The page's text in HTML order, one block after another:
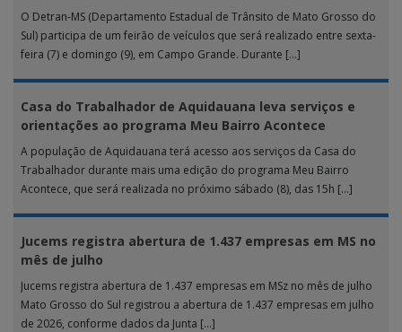
O Detran-MS (Departamento Estadual de Trânsito de Mato Grosso do
Sul) participa de um feirão de veículos que será realizado entre sexta-
feira (7) e domingo (9), em Campo Grande. Durante […]
Casa do Trabalhador de Aquidauana leva serviços e
orientações ao programa Meu Bairro Acontece
A população de Aquidauana terá acesso aos serviços da Casa do
Trabalhador durante mais uma edição do programa Meu Bairro
Acontece, que será realizada no próximo sábado (8), das 15h […]
Jucems registra abertura de 1.437 empresas em MS no
mês de julho
Jucems registra abertura de 1.437 empresas em MSz no mês de julho
Mato Grosso do Sul registrou a abertura de 1.437 empresas em julho
de 2026, conforme dados da Junta […]